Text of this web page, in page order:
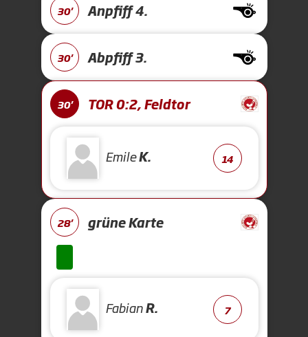
30' Anpfiff 4.
30' Abpfiff 3.
30' TOR 0:2, Feldtor
EmileK. 14
28' grüne Karte
FabianR. 7